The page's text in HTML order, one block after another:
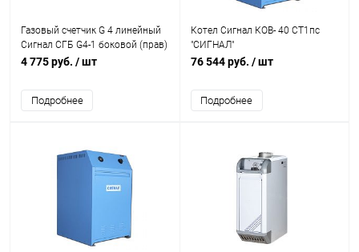
Газовый счетчик G 4 линейный
Сигнал СГБ G4-1 боковой (прав)
206мм, М33*1.5
4 775 руб. / шт
Подробнее
Котел Сигнал КОВ- 40 СТ1пс
"СИГНАЛ"
76 544 руб. / шт
Подробнее